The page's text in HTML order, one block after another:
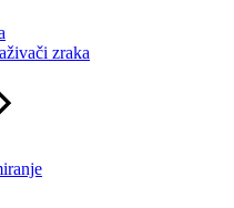
zraka